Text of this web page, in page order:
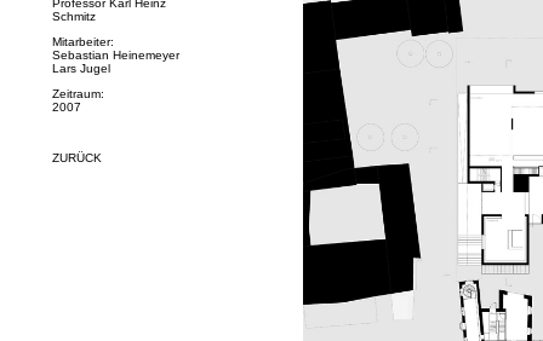
Professor Karl Heinz
Schmitz
Mitarbeiter:
Sebastian Heinemeyer
Lars Jugel
Zeitraum:
2007
ZURÜCK